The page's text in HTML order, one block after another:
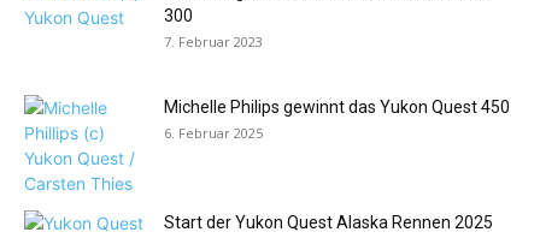
300
7. Februar 2023
Michelle Philips gewinnt das Yukon Quest 450
6. Februar 2025
Start der Yukon Quest Alaska Rennen 2025